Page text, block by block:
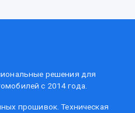
решения для
с 2014 года.
прошивок. Техническая